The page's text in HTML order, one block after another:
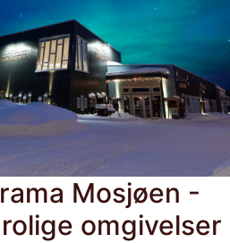
Mosjøen -
omgivelser